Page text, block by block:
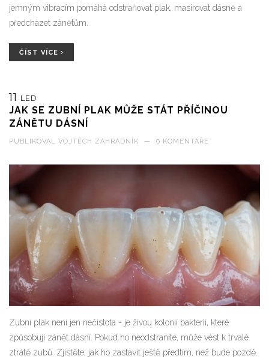
jemným vibracím pomáhá odstraňovat plak, masírovat dásně a
předcházet zánětům.
ČÍST VÍCE
11 LED
JAK SE ZUBNÍ PLAK MŮŽE STÁT PŘÍČINOU
ZÁNĚTU DÁSNÍ
PUBLIKOVAL VOJTĚCH ZAHRADNÍK — 0 KOMENTÁŘE
Zubní plak není jen nečistota - je živou kolonií bakterií, které
způsobují zánět dásní. Pokud ho neodstraníte, může vést k trvalé
ztrátě zubů. Zjistěte, jak ho zastavit ještě předtím, než bude pozdě.